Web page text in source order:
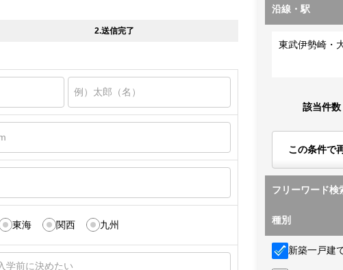
2.送信完了
東海 関西 九州
沿線・駅
東武伊勢崎・
該当件数
この条件で
フリーワード検
種別
新築一戸建